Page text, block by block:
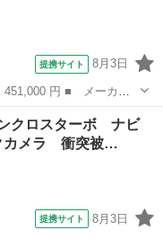
提携サイト 8月3日
グレード名： ココア
ートエアコン ＣＤ
ンクロスターボ ナビ
カメラ 衝突被…
提携サイト 8月3日